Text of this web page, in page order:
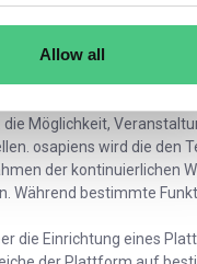
Allow all
osapiens-Partner:
Die
Partner unterschiedlich
in erster Linie auf
nutzen, stehen den
Möglichkeit,
osapiens wird die den
der kontinuierlichen
Während bestimmte
die Einrichtung eines